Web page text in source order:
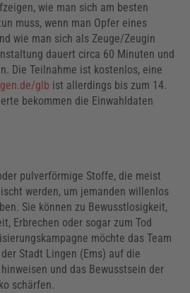
wie man sich am besten
muss, wenn man Opfer eines
wie man sich als Zeuge/Zeugin
dauert circa 60 Minuten und
Die Teilnahme ist kostenlos, eine
glb ist allerdings bis zum 14.
bekommen die Einwahldaten
pulverförmige Stoffe, die meist
werden, um jemanden willenlos
Sie können zu Bewusstlosigkeit,
Erbrechen oder sogar zum Tod
möchte das Team
Stadt Lingen (Ems) auf die
und das Bewusstsein der
schärfen.